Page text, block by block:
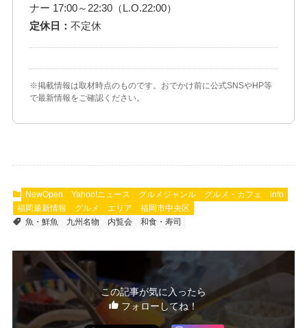
ナー 17:00～22:30（L.O.22:00）
定休日： 不定休
※掲載情報は取材時点のものです。おでかけ前に公式SNSやHP等
で最新情報をご確認ください。
NewOpen Yahoo!ニュース グルメジャンル グルメ・カフェ
info
福岡最新情報
グルメ エリア
福岡市中央区
魚・鮮魚
九州名物 内覧会 和食・寿司
この記事が気に入ったら
フォローしてね！